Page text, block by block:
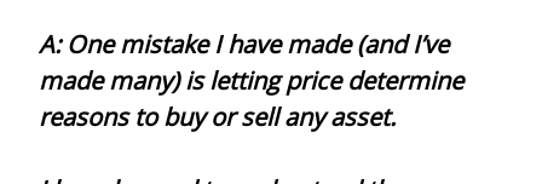
A: One mistake I have made (and I’ve
made many) is letting price determine
reasons to buy or sell any asset.